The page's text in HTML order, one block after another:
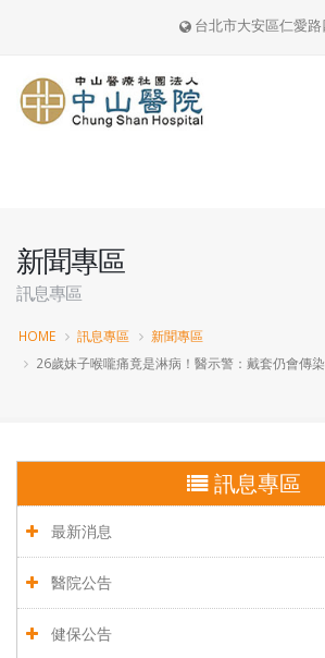
台北市大安區仁愛
新聞專區
訊息專區
HOME 訊息專區
新聞專區
26歲妹子喉嚨痛竟是淋病！醫示警：戴套仍會傳染
訊息專區
最新消息
醫院公告
健保公告